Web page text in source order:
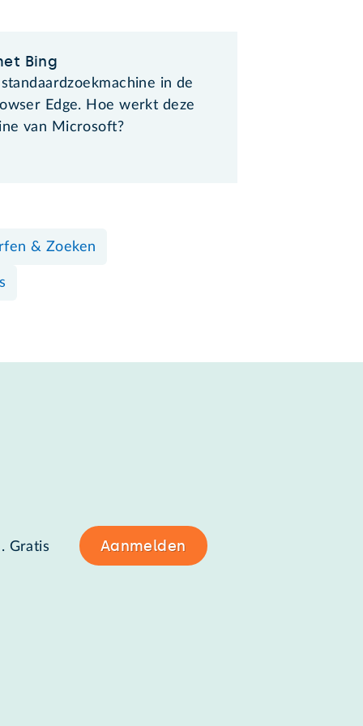
Bing
in de
Edge. Hoe werkt deze
van Microsoft?
& Zoeken
Gratis Aanmelden